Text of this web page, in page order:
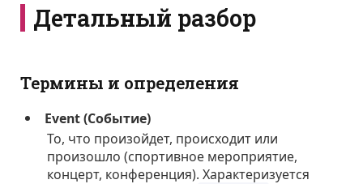
Детальный разбор
Термины и определения
Event (Событие)
То, что произойдет, происходит или
произошло (спортивное мероприятие,
концерт, конференция). Характеризуется